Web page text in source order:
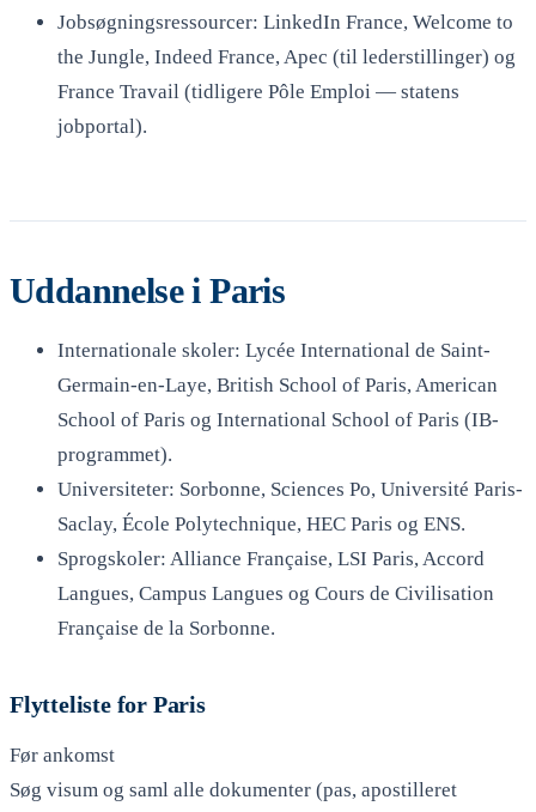
Jobsøgningsressourcer: LinkedIn France, Welcome to
the Jungle, Indeed France, Apec (til lederstillinger) og
France Travail (tidligere Pôle Emploi — statens
jobportal).
Uddannelse i Paris
Internationale skoler: Lycée International de Saint-
Germain-en-Laye, British School of Paris, American
School of Paris og International School of Paris (IB-
programmet).
Universiteter: Sorbonne, Sciences Po, Université Paris-
Saclay, École Polytechnique, HEC Paris og ENS.
Sprogskoler: Alliance Française, LSI Paris, Accord
Langues, Campus Langues og Cours de Civilisation
Française de la Sorbonne.
Flytteliste for Paris
Før ankomst
Søg visum og saml alle dokumenter (pas, apostilleret